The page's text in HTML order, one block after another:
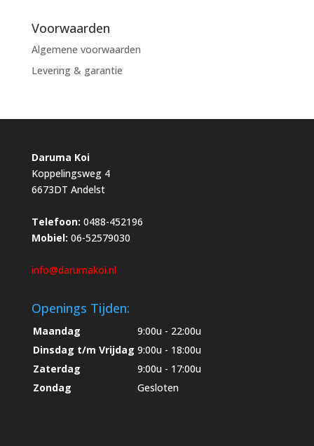
Voorwaarden
Algemene voorwaarden
Levering & garantie
Daruma Koi
Koppelingsweg 4
6673DT Andelst
Telefoon: 0488-452196
Mobiel: 06-52579030
info@darumakoi.nl
Openings Tijden:
Maandag
9:00u - 22:00u
Dinsdag t/m Vrijdag 9:00u - 18:00u
Zaterdag
9:00u - 17:00u
Zondag
Gesloten